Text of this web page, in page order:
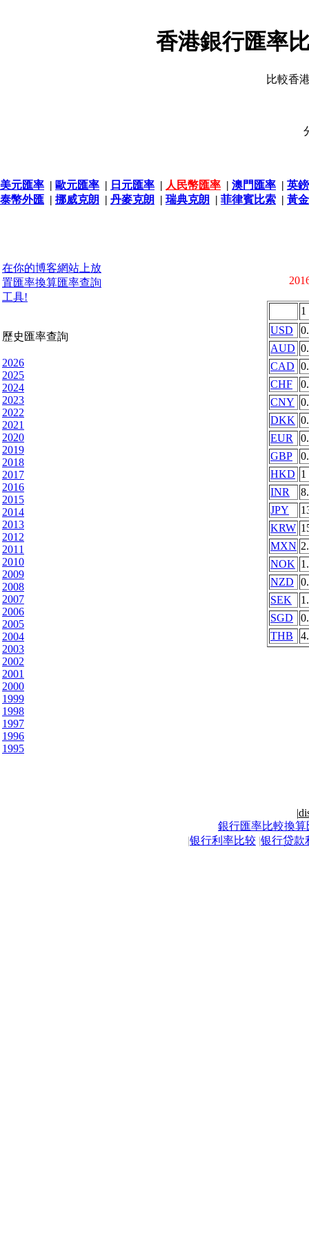
香港銀行匯率
比較香
美元匯率 | 歐元匯率 | 日元匯率 | 人民幣匯率 | 澳門匯率 | 英
泰幣外匯 | 挪威克朗 | 丹麥克朗 | 瑞典克朗 | 菲律賓比索 | 黃
在你的博客網站上放
置匯率換算匯率查詢
工具!
歷史匯率查詢
2026
2025
2024
2023
2022
2021
2020
2019
2018
2017
2016
2015
2014
2013
2012
2011
2010
2009
2008
2007
2006
2005
2004
2003
2002
2001
2000
1999
1998
1997
1996
1995
1
USD
AUD
CAD
CHF
CNY
DKK
EUR
GBP
HKD 1
INR
JPY
KRW
MXN
NOK
NZD
SEK
SGD
THB
|
銀行匯率比較換算
|银行利率比较 |银行贷款